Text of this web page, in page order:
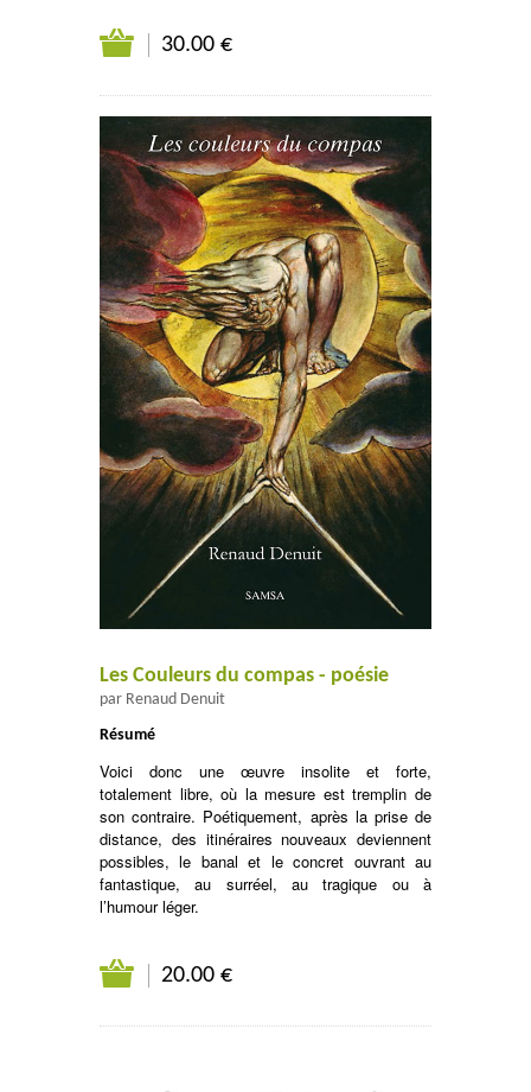
30.00 €
Les Couleurs du compas - poésie
par Renaud Denuit
Résumé
Voici donc une œuvre insolite et forte,
totalement libre, où la mesure est tremplin de
son contraire. Poétiquement, après la prise de
distance, des itinéraires nouveaux deviennent
possibles, le banal et le concret ouvrant au
fantastique, au surréel, au tragique ou à
l’humour léger.
20.00 €